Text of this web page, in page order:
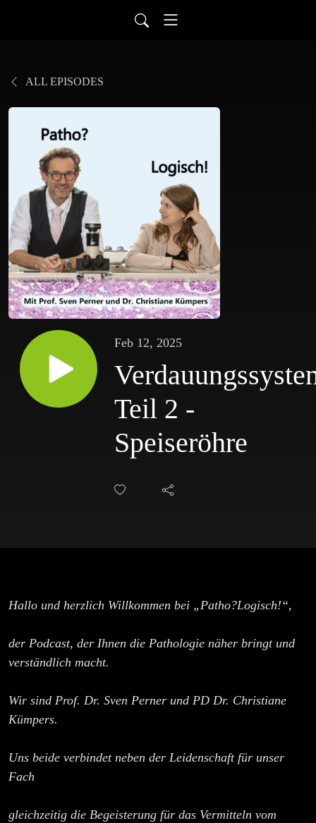
ALL EPISODES
Feb 12, 2025
Teil 2 -
Speiseröhre
Hallo und herzlich Willkommen bei „Patho?Logisch!“,
der Podcast, der Ihnen die Pathologie näher bringt und
verständlich macht.
Wir sind Prof. Dr. Sven Perner und PD Dr. Christiane
Kümpers.
Uns beide verbindet neben der Leidenschaft für unser
Fach
gleichzeitig die Begeisterung für das Vermitteln vom